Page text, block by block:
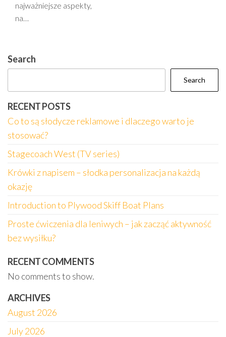
najważniejsze aspekty,
na…
Search
Search
RECENT POSTS
Co to są słodycze reklamowe i dlaczego warto je
stosować?
Stagecoach West (TV series)
Krówki z napisem – słodka personalizacja na każdą
okazję
Introduction to Plywood Skiff Boat Plans
Proste ćwiczenia dla leniwych – jak zacząć aktywność
bez wysiłku?
RECENT COMMENTS
No comments to show.
ARCHIVES
August 2026
July 2026